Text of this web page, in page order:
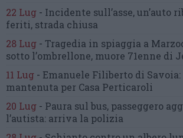
22 Lug - Incidente sull’asse, un’auto
feriti, strada chiusa
28 Lug - Tragedia in spiaggia a
sotto l’ombrellone, muore 71enne di
11 Lug - Emanuele Filiberto di Savoia:
mantenuta per Casa Perticaroli
20 Lug - Paura sul bus, passeggero
l’autista: arriva la polizia